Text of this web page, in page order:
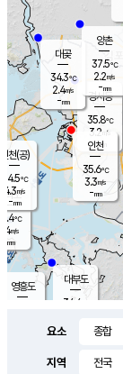
의도
℃
m/s
mm
영흥도
대부도
34.4
경서동
35.8℃
3.2 m/s
-mm
대곶
34.3℃
2.4m/s
-mm
양촌
37.5℃
2.2m/s
-mm
인천(공)
34.5℃
4.3m/s
-mm
인천
35.6℃
3.3m/s
-mm
요소
지역